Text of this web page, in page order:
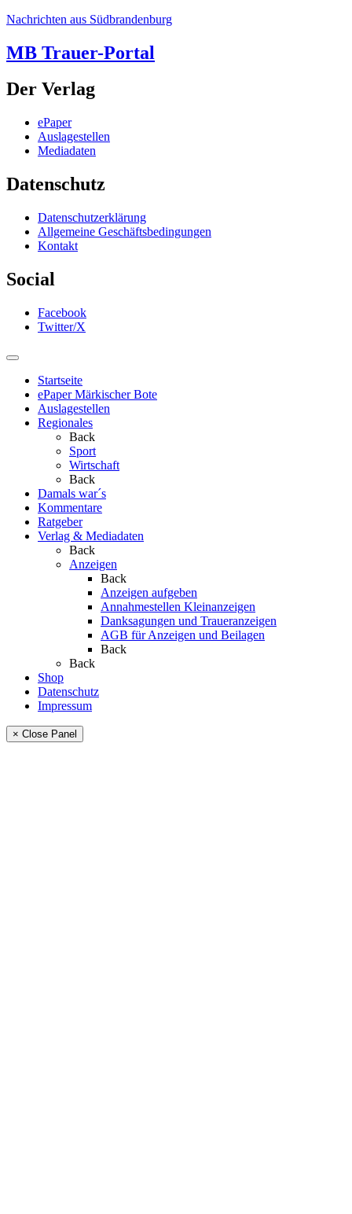
Nachrichten aus Südbrandenburg
MB Trauer-Portal
Der Verlag
ePaper
Auslagestellen
Mediadaten
Datenschutz
Datenschutzerklärung
Allgemeine Geschäftsbedingungen
Kontakt
Social
Facebook
Twitter/X
Startseite
ePaper Märkischer Bote
Auslagestellen
Regionales
Back
Sport
Wirtschaft
Back
Damals war´s
Kommentare
Ratgeber
Verlag & Mediadaten
Back
Anzeigen
Back
Anzeigen aufgeben
Annahmestellen Kleinanzeigen
Danksagungen und Traueranzeigen
AGB für Anzeigen und Beilagen
Back
Back
Shop
Datenschutz
Impressum
× Close Panel